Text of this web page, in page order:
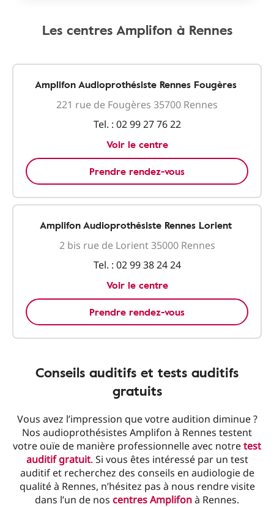
Les centres Amplifon à Rennes
Amplifon Audioprothésiste Rennes Fougères
221 rue de Fougères 35700 Rennes
Tel. : 02 99 27 76 22
Voir le centre
Prendre rendez-vous
Amplifon Audioprothésiste Rennes Lorient
2 bis rue de Lorient 35000 Rennes
Tel. : 02 99 38 24 24
Voir le centre
Prendre rendez-vous
Conseils auditifs et tests auditifs
gratuits
Vous avez l’impression que votre audition diminue ?
Nos audioprothésistes Amplifon à Rennes testent
votre ouïe de manière professionnelle avec notretest
auditif gratuit. Si vous êtes intéressé par un test
auditif et recherchez des conseils en audiologie de
qualité à Rennes, n’hésitez pas à nous rendre visite
dans l’un de nos centres Amplifonà Rennes.